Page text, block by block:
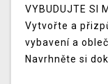
VYBUDUJTE SI
Vytvořte a
vybavení a
Navrhněte si